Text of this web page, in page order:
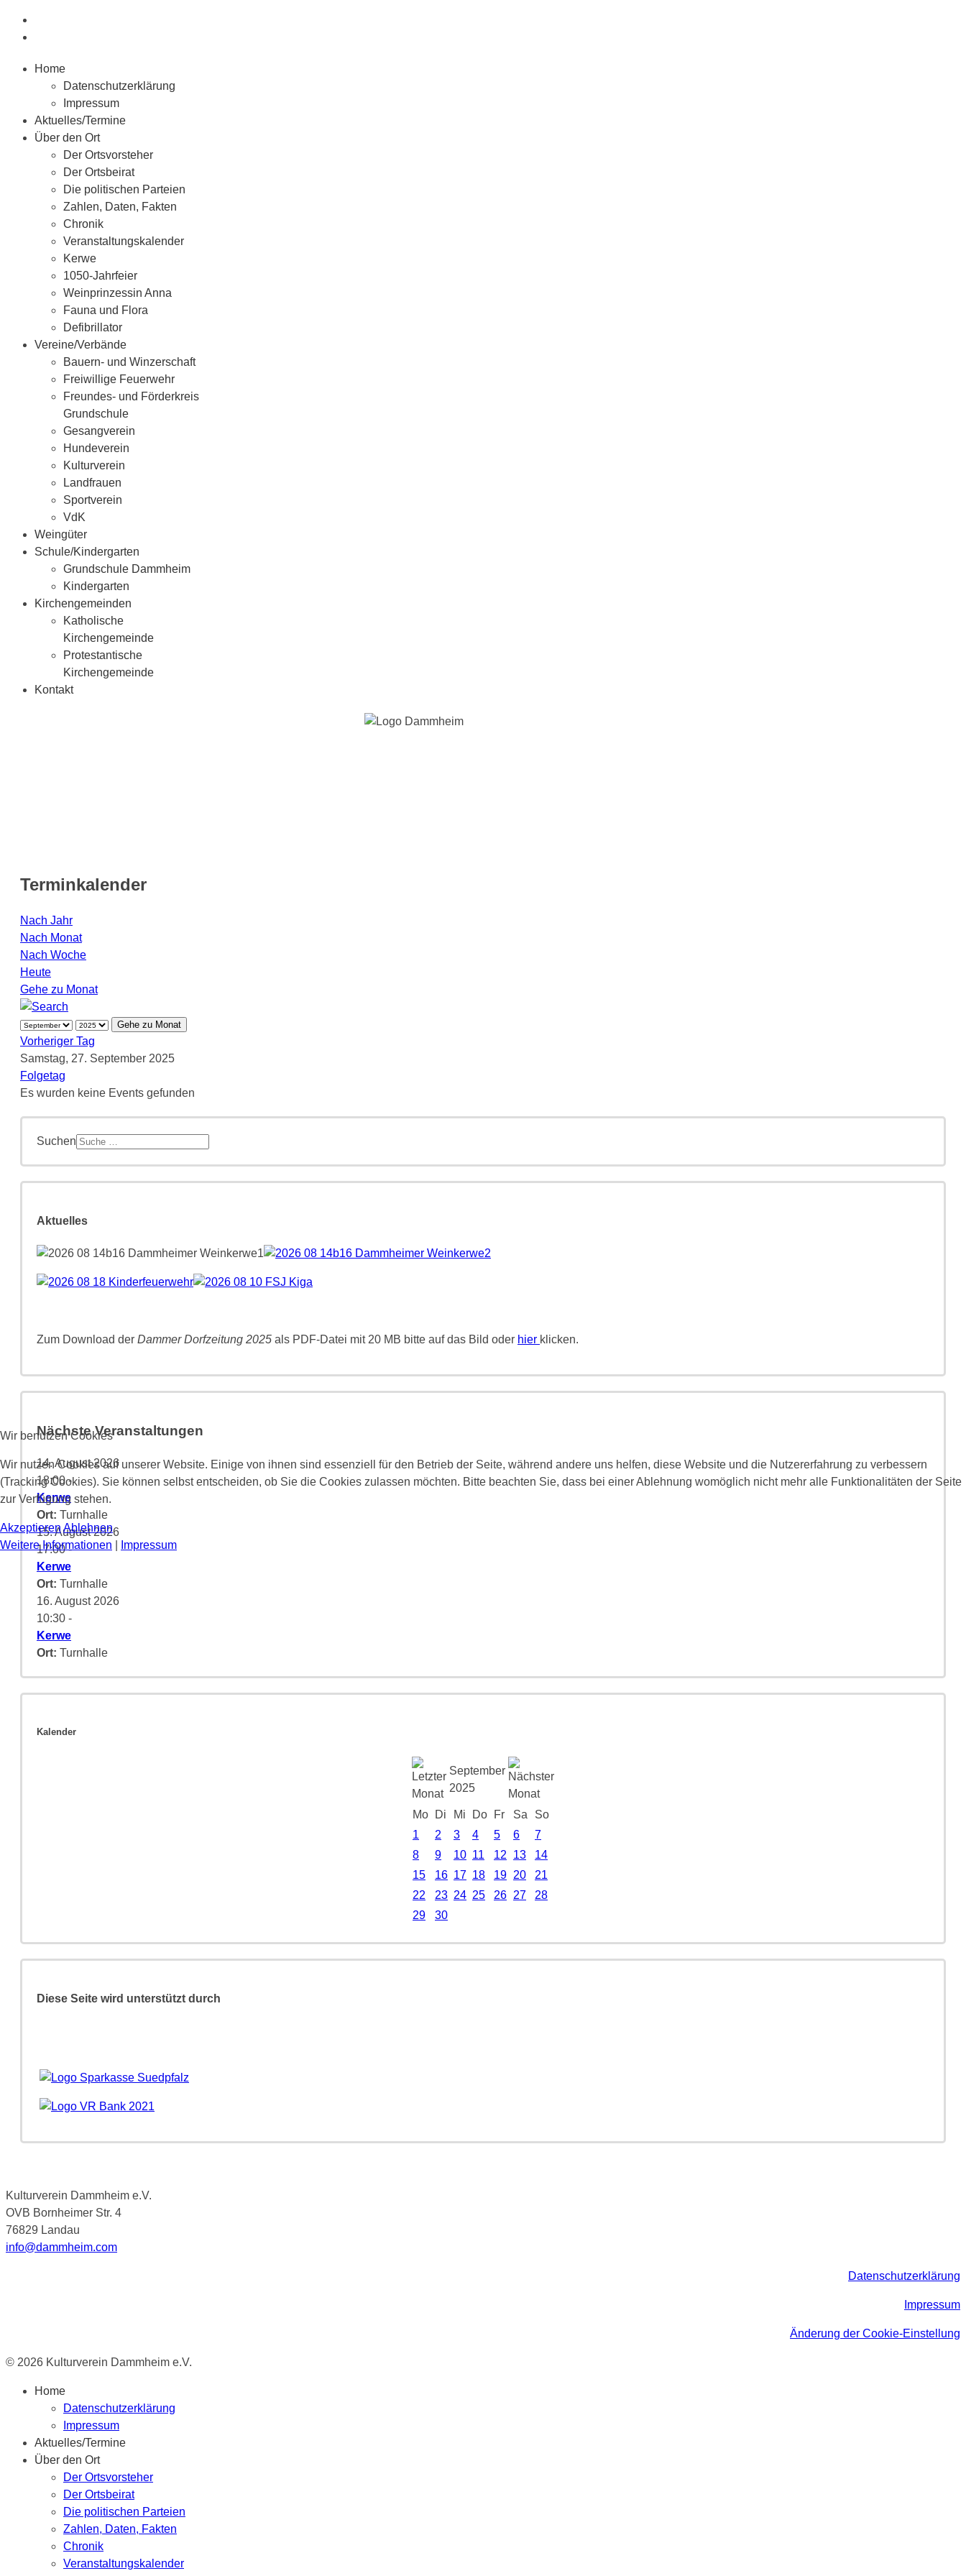
Home
Datenschutzerklärung
Impressum
Aktuelles/Termine
Über den Ort
Der Ortsvorsteher
Der Ortsbeirat
Die politischen Parteien
Zahlen, Daten, Fakten
Chronik
Veranstaltungskalender
Kerwe
1050-Jahrfeier
Weinprinzessin Anna
Fauna und Flora
Defibrillator
Vereine/Verbände
Bauern- und Winzerschaft
Freiwillige Feuerwehr
Freundes- und Förderkreis
Grundschule
Gesangverein
Hundeverein
Kulturverein
Landfrauen
Sportverein
VdK
Weingüter
Schule/Kindergarten
Grundschule Dammheim
Kindergarten
Kirchengemeinden
Katholische
Kirchengemeinde
Protestantische
Kirchengemeinde
Kontakt
Terminkalender
Nach Jahr
Nach Monat
Nach Woche
Heute
Gehe zu Monat
Gehe zu Monat
Vorheriger Tag
Samstag, 27. September 2025
Folgetag
Es wurden keine Events gefunden
Suchen
Aktuelles
Zum Download der Dammer Dorfzeitung 2025 als PDF-Datei mit 20 MB bitte auf das Bild oder hier klicken.
Nächste Veranstaltungen
14. August 2026
18:00-
Kerwe
Ort: Turnhalle
15. August 2026
17:00-
Kerwe
Ort: Turnhalle
16. August 2026
10:30 -
Kerwe
Ort: Turnhalle
Kalender
September
2025
Mo Di Mi Do Fr Sa
So
1
2 3 4 5 6
7
8
9 10 11 12 13
14
15
16 17 18 19 20
21
22
23 24 25 26 27
28
29
30
Diese Seite wird unterstützt durch
Kulturverein Dammheim e.V.
OVB Bornheimer Str. 4
76829 Landau
info@dammheim.com
Datenschutzerklärung
Impressum
Änderung der Cookie-Einstellung
© 2026 Kulturverein Dammheim e.V.
Home
Datenschutzerklärung
Impressum
Aktuelles/Termine
Über den Ort
Der Ortsvorsteher
Der Ortsbeirat
Die politischen Parteien
Zahlen, Daten, Fakten
Chronik
Veranstaltungskalender
Wir benutzen Cookies
Wir nutzen Cookies auf unserer Website. Einige von ihnen sind essenziell für den Betrieb der Seite, während andere uns helfen, diese Website und die Nutzererfahrung zu verbessern
(Tracking Cookies). Sie können selbst entscheiden, ob Sie die Cookies zulassen möchten. Bitte beachten Sie, dass bei einer Ablehnung womöglich nicht mehr alle Funktionalitäten der Seite
zur Verfügung stehen.
Akzeptieren Ablehnen
Weitere Informationen
Impressum